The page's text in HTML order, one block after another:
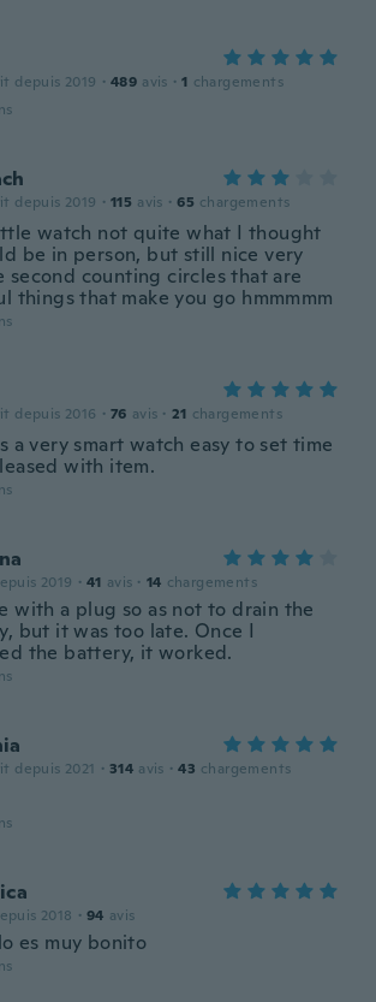
depuis 2019 · 489 avis · 1 chargements
depuis 2019 · 115 avis · 65 chargements
watch not quite what I thought
be in person, but still nice very
second counting circles that are
things that make you go hmmmmm
depuis 2016 · 76 avis · 21 chargements
a very smart watch easy to set time
with item.
2019 · 41 avis · 14 chargements
with a plug so as not to drain the
but it was too late. Once I
the battery, it worked.
depuis 2021 · 314 avis · 43 chargements
2018 · 94 avis
es muy bonito